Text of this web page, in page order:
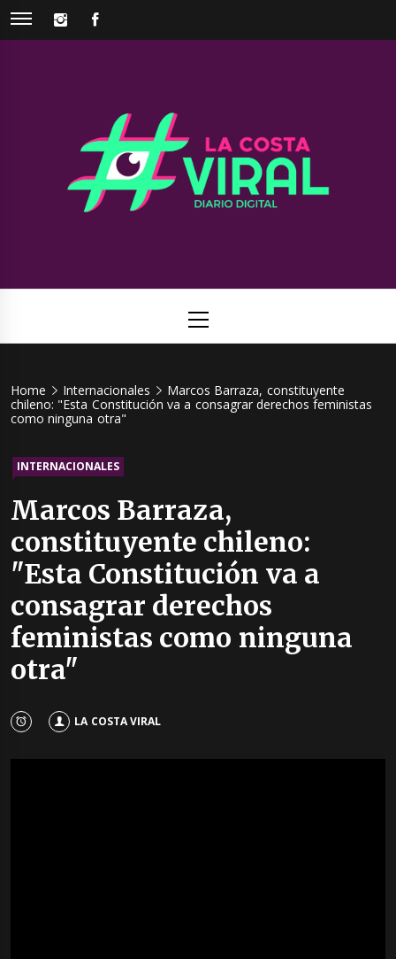
Skip
INSTAGRAM
Viral
Menu
Home Internacionales
Marcos Barraza, constituyente
chileno: "Esta Constitución va a consagrar derechos feministas
como ninguna otra"
INTERNACIONALES
Marcos Barraza,
constituyente chileno:
"Esta Constitución va a
consagrar derechos
feministas como ninguna
otra"
LA COSTA VIRAL